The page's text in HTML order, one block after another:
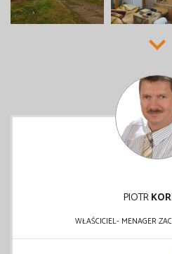
PIOTR
WŁAŚCICIEL- MENAGER